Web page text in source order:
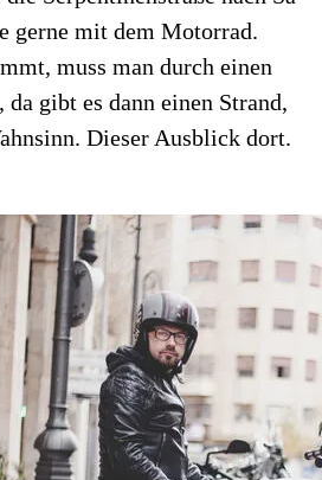
gerne mit dem Motorrad.
muss man durch einen
gibt es dann einen Strand,
Dieser Ausblick dort.